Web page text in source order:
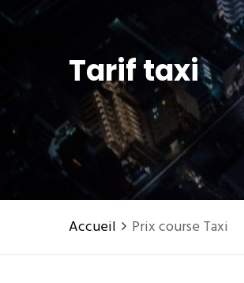
Tarif taxi
Accueil Prix course Taxi